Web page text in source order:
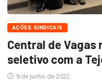
AÇÕES SINDICAIS
Central de Vagas
seletivo com a
9 de junho de 2022